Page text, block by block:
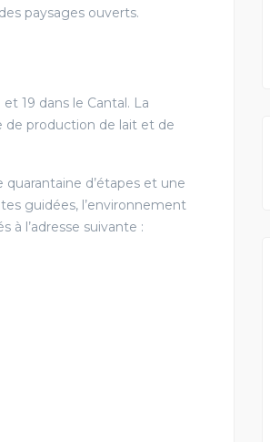
paysages ouverts.
19 dans le Cantal. La
de production de lait et de
d’étapes et une
guidées, l’environnement
à l’adresse suivante :